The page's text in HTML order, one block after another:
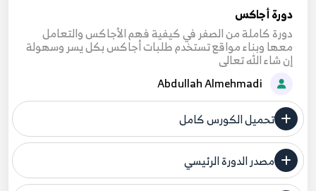
دورة أجاكس
دورة كاملة من الصفر في كيفية فهم الأجاكس والتعامل
معها وبناء مواقع تستخدم طلبات أجاكس بكل يسر وسهولة
إن شاء الله تعالى
تحميل الكورس كامل
مصدر الدورة الرئيسي
فنحن لا ندعي ملكية أي دورة ولهذا نضع المصدر الأصلي لكم